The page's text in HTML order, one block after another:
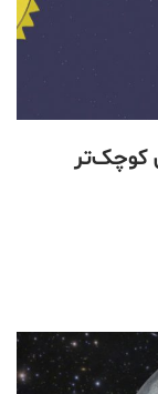
کوچک‌تر